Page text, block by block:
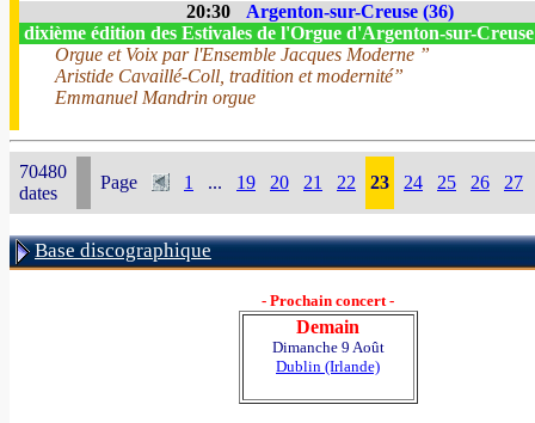
20:30
Argenton-sur-Creuse (36)
dixième édition des Estivales de l'Orgue d'Argenton-sur-
Orgue et Voix par l'Ensemble Jacques Moderne ”
Aristide Cavaillé-Coll, tradition et modernité”
Emmanuel Mandrin orgue
70480
dates
Page 1 ... 19 20 21 22 23 24 25 26 27
Base discographique
- Prochain concert -
Demain
Dimanche 9 Août
Dublin (Irlande)